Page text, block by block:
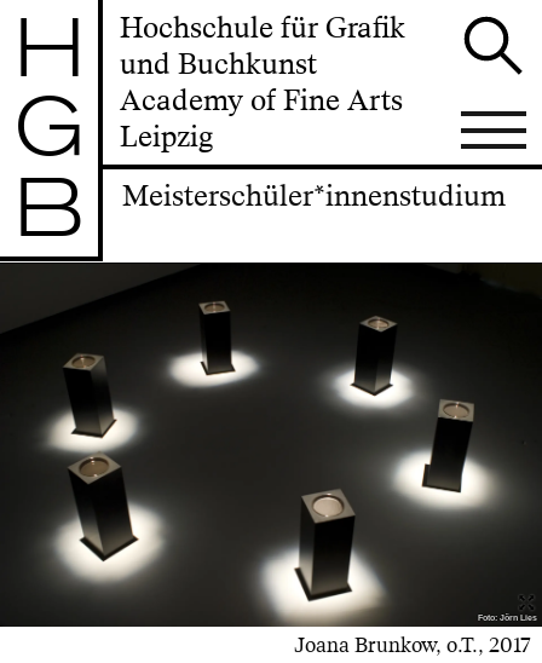
H
G
B
Hochschule für Grafik
und Buchkunst
Academy of Fine Arts
Leipzig
Meisterschüler*innenstudium
Foto: Jörn Lies
Joana Brunkow, o.T., 2017